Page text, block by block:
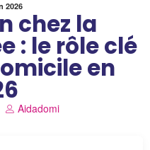
2026
chez la
: le rôle clé
en
Aidadomi